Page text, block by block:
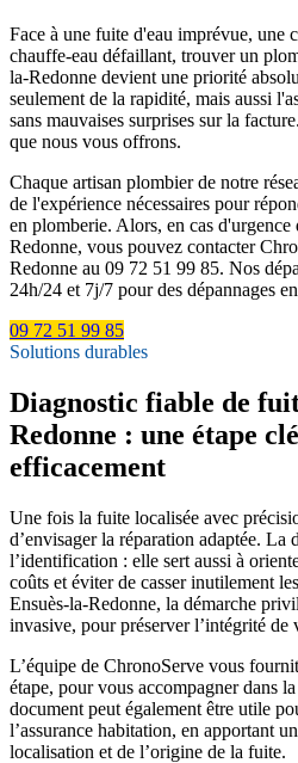
Face à une fuite d'eau imprévue, une
chauffe-eau défaillant, trouver un
la-Redonne devient une priorité
seulement de la rapidité, mais aussi
sans mauvaises surprises sur la
que nous vous offrons.
Chaque artisan plombier de notre
de l'expérience nécessaires pour
en plomberie. Alors, en cas d'urgence
Redonne, vous pouvez contacter
Redonne au 09 72 51 99 85. Nos
24h/24 et 7j/7 pour des dépannages
09 72 51 99 85
Solutions durables
Diagnostic fiable de
Redonne : une étape
efficacement
Une fois la fuite localisée avec
d’envisager la réparation adaptée. La
l’identification : elle sert aussi à
coûts et éviter de casser inutilement
Ensuès-la-Redonne, la démarche
invasive, pour préserver l’intégrité de
L’équipe de ChronoServe vous
étape, pour vous accompagner dans
document peut également être utile
l’assurance habitation, en apportant
localisation et de l’origine de la fuite.